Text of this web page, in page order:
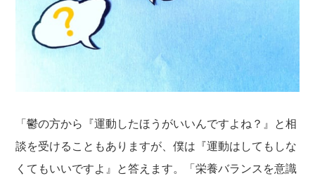
「鬱の方から『運動したほうがいいんですよね？』と相
談を受けることもありますが、僕は『運動はしてもしな
くてもいいですよ』と答えます。「栄養バランスを意識